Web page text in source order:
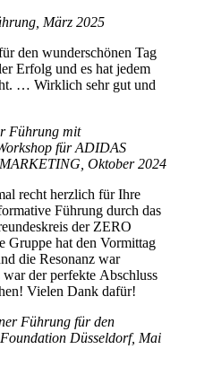
März 2025
den wunderschönen Tag
Erfolg und es hat jedem
… Wirklich sehr gut und
Führung mit
für ADIDAS
Oktober 2024
recht herzlich für Ihre
Führung durch das
der ZERO
Gruppe hat den Vormittag
die Resonanz war
der perfekte Abschluss
Vielen Dank dafür!
Führung für den
Düsseldorf, Mai